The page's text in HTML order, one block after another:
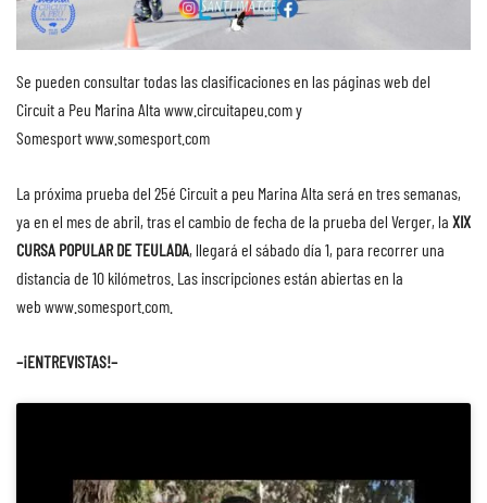
Se pueden consultar todas las clasificaciones en las páginas web del
Circuit a Peu Marina Alta www.circuitapeu.comy
Somesportwww.somesport.com
La próxima prueba del 25é Circuit a peu Marina Alta será en tres semanas,
ya en el mes de abril, tras el cambio de fecha de la prueba del Verger, la XIX
CURSA POPULAR DE TEULADA, llegará el sábado día 1, para recorrer una
distancia de 10 kilómetros. Las inscripciones están abiertas en la
web www.somesport.com.
–¡ENTREVISTAS!–